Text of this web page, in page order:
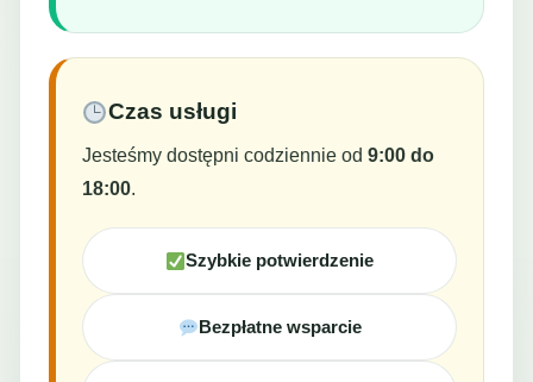
Czas usługi
Jesteśmy dostępni codziennie od 9:00 do
18:00.
Szybkie potwierdzenie
Bezpłatne wsparcie